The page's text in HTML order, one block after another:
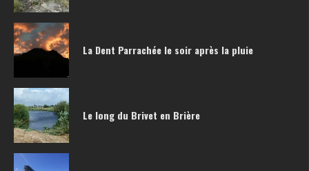
La Dent Parrachée le soir après la pluie
Le long du Brivet en Brière